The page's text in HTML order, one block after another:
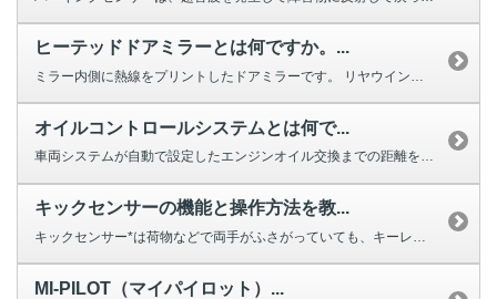
ヒーテッドドアミラーとは何ですか。...
ミラー内側に熱線をプリントしたドアミラーです。 リヤウインドウデフォッガ...
オイルコントロールシステムとは何で...
車両システムが自動で設定したエンジンオイル交換までの距離を表示する機能です...
キックセンサーの機能と操作方法を教...
キックセンサー*は荷物などで両手がふさがっていても、キーレスオペレーション...
MI-PILOT（マイパイロット）...